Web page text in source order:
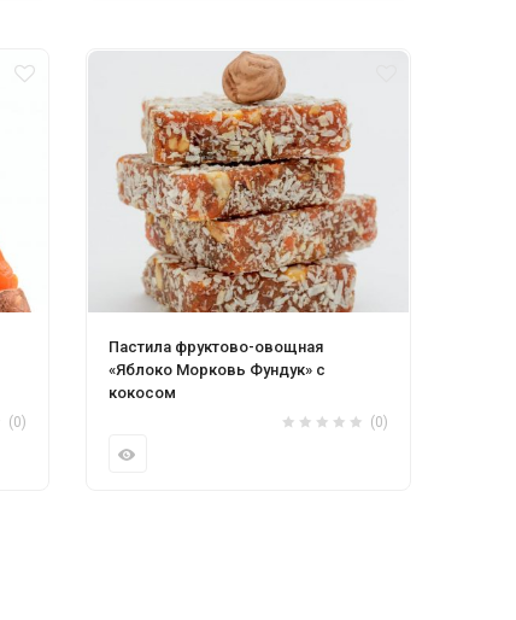
(0)
Пастила фруктово-овощная
«Яблоко Морковь Фундук» с
кокосом
(0)